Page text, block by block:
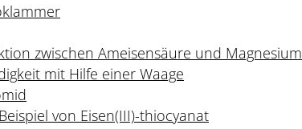
zwischen Ameisensäure und Magnesium
mit Hilfe einer Waage
von Eisen(III)-thiocyanat